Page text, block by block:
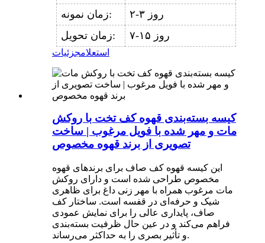
زمان نمونه:
۲-۳ روز
زمان تحویل:
۷-۱۵ روز
استعلامجزئیات
کیسه بسته‌بندی قهوه کف تخت با روکش
مات و مهر شده با فویل مرغوب | ساخت
تصویری از برند قهوه مخصوص
این کیسه قهوه کف صاف برای برندهای قهوه
مخصوص طراحی شده است و دارای روکش
مات مرغوب همراه با مهر زنی داغ برای ظاهری
شیک و حرفه‌ای در قفسه است. ساختار کف
صاف، پایداری عالی را برای نمایش عمودی
فراهم می‌کند و در عین حال ظرفیت بسته‌بندی
و تأثیر بصری را به حداکثر می‌رساند.